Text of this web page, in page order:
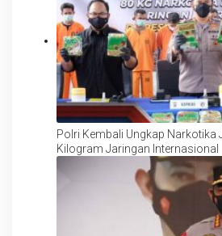
Polri Kembali Ungkap Narkotika
Kilogram Jaringan Internasional